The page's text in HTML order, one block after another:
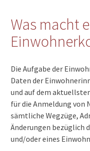
Was macht
Die Aufgabe der
Daten der
und auf dem
für die Anmeldung von
sämtliche Wegzüge,
Änderungen bezüglich
und/oder eines